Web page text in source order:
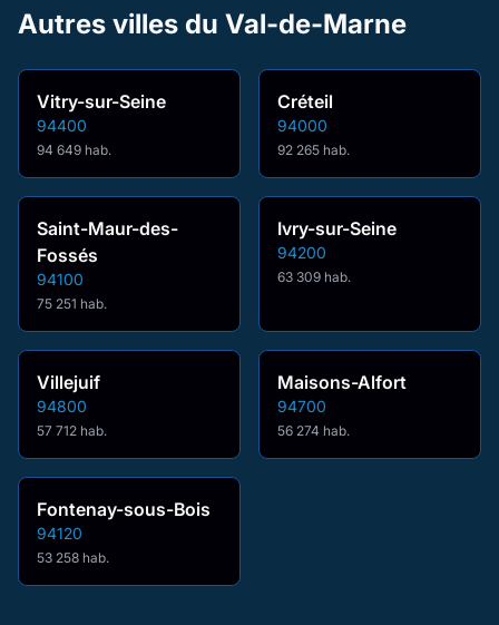
Autres villes du Val-de-Marne
Vitry-sur-Seine
94400
94 649 hab.
Créteil
94000
92 265 hab.
Saint-Maur-des-
Fossés
94100
75 251 hab.
Ivry-sur-Seine
94200
63 309 hab.
Villejuif
94800
57 712 hab.
Maisons-Alfort
94700
56 274 hab.
Fontenay-sous-Bois
94120
53 258 hab.